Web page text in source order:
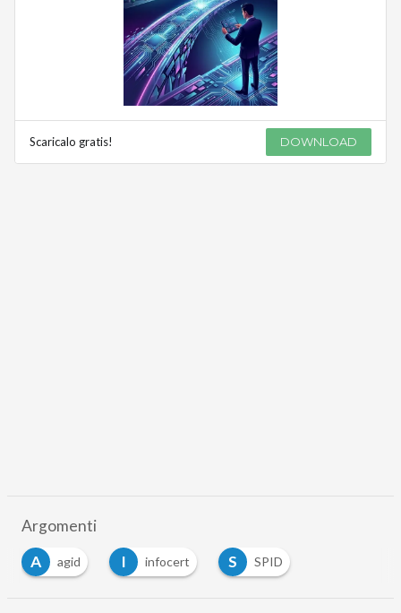
Scaricalo gratis! DOWNLOAD
Argomenti
A
agid I infocert S SPID